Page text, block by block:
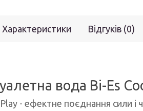
Характеристики Відгуків (0)
вода Bi-Es
- ефектне поєднання сили і